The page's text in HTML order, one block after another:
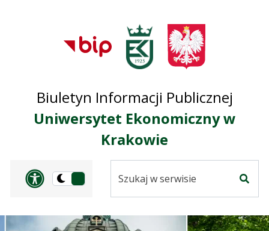
Przejdź do
głównego menu
Przejdź do treści
Przejdź do mapy
serwisu
Biuletyn Informacji Publicznej
Uniwersytet Ekonomiczny w
Krakowie
Panel dostosowania
Przełącz
ciemną
serwisie